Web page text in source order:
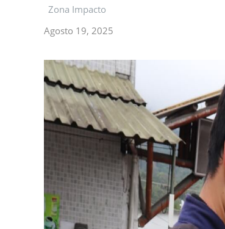
Zona Impacto
Agosto 19, 2025